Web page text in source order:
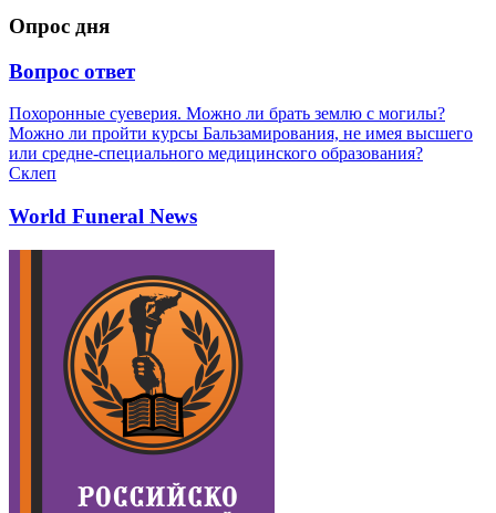
Опрос дня
Вопрос ответ
Похоронные суеверия. Можно ли брать землю с могилы?
Можно ли пройти курсы Бальзамирования, не имея высшего
или средне-специального медицинского образования?
Склеп
World Funeral News